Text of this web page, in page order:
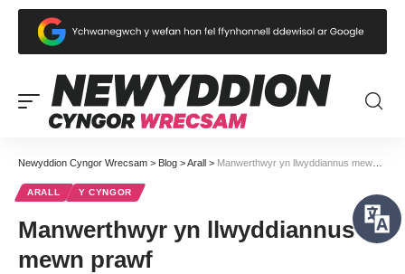
Newyddion Cyngor Wrecsam > Blog >Arall > Manwerthwyr yn llwyddiannus mewn prawf
ARALL Y CYNGOR
Manwerthwyr yn llwyddiannus
mewn prawf